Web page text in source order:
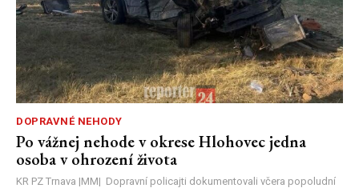
DOPRAVNÉ NEHODY
Po vážnej nehode v okrese Hlohovec jedna
osoba v ohrození života
KR PZ Trnava |MM| Dopravní policajti dokumentovali včera popoludní